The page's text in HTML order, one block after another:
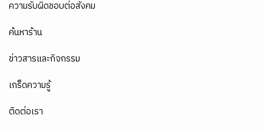
ความรับผิดชอบต่อสังคม
ค้นหาร้าน
ข่าวสารและกิจกรรม
เกร็ดความรู้
ติดต่อเรา